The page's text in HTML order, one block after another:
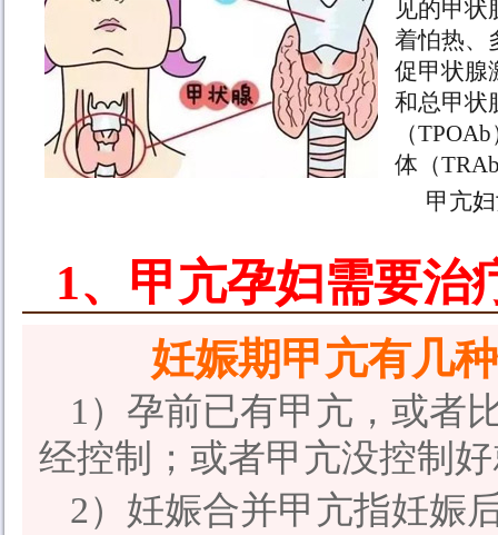
见的甲状
着怕热、
促甲状腺
和总甲状
（
体（
甲亢
1、甲亢孕妇需要治
妊娠期甲亢有几
1）孕前已有甲亢，或者
经控制；或者甲亢没控制
2）妊娠合并甲亢指妊娠